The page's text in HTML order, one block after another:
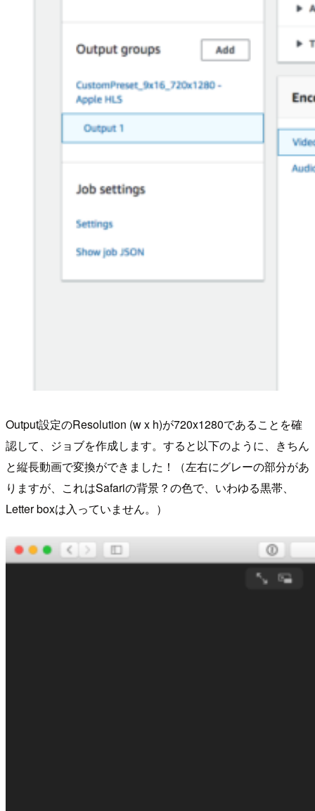
Output設定のResolution (w x h)が720x1280であることを確
認して、ジョブを作成します。すると以下のように、きちん
と縦長動画で変換ができました！（左右にグレーの部分があ
りますが、これはSafariの背景？の色で、いわゆる黒帯、
Letter boxは入っていません。）